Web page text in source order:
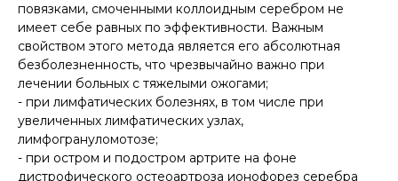
повязками, смоченными коллоидным серебром не
имеет себе равных по эффективности. Важным
свойством этого метода является его абсолютная
безболезненность, что чрезвычайно важно при
лечении больных с тяжелыми ожогами;
- при лимфатических болезнях, в том числе при
увеличенных лимфатических узлах,
лимфогрануломотозе;
- при остром и подостром артрите на фоне
дистрофического остеоартроза ионофорез серебра